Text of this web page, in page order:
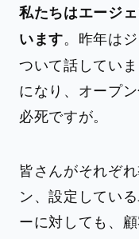
私たちはエージ
います。昨年は
ついて話してい
になり、オープ
必死ですが。
皆さんがそれぞ
ン、設定してい
ーに対しても、